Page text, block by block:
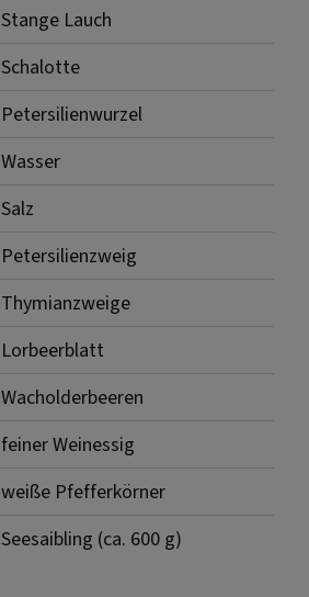
Stange Lauch
Schalotte
Petersilienwurzel
Wasser
Salz
Petersilienzweig
Thymianzweige
Lorbeerblatt
Wacholderbeeren
feiner Weinessig
weiße Pfefferkörner
Seesaibling (ca. 600 g)